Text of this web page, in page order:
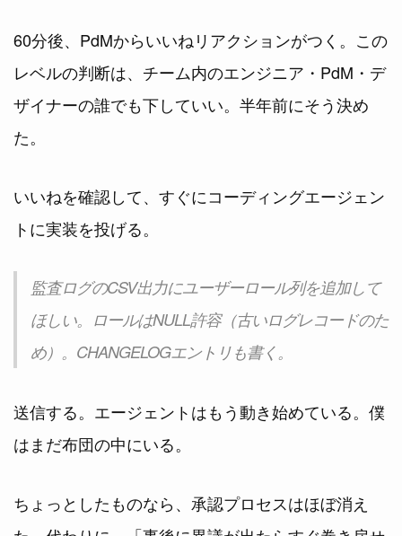
60分後、PdMからいいねリアクションがつく。この
レベルの判断は、チーム内のエンジニア・PdM・デ
ザイナーの誰でも下していい。半年前にそう決め
た。
いいねを確認して、すぐにコーディングエージェン
トに実装を投げる。
監査ログのCSV出力にユーザーロール列を追加して
ほしい。ロールはNULL許容（古いログレコードのた
め）。CHANGELOGエントリも書く。
送信する。エージェントはもう動き始めている。僕
はまだ布団の中にいる。
ちょっとしたものなら、承認プロセスはほぼ消え